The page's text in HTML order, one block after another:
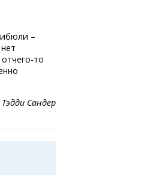
–
то
Сандер